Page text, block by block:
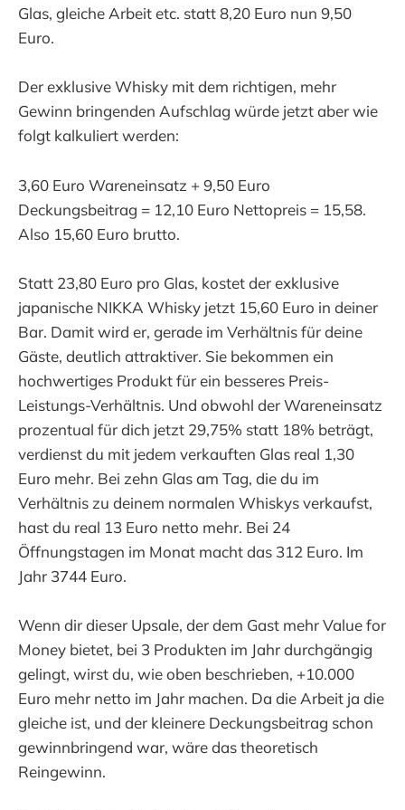
Glas, gleiche Arbeit etc. statt 8,20 Euro nun 9,50
Euro.
Der exklusive Whisky mit dem richtigen, mehr
Gewinn bringenden Aufschlag würde jetzt aber wie
folgt kalkuliert werden:
3,60 Euro Wareneinsatz + 9,50 Euro
Deckungsbeitrag = 12,10 Euro Nettopreis = 15,58.
Also 15,60 Euro brutto.
Statt 23,80 Euro pro Glas, kostet der exklusive
japanische NIKKA Whisky jetzt 15,60 Euro in deiner
Bar. Damit wird er, gerade im Verhältnis für deine
Gäste, deutlich attraktiver. Sie bekommen ein
hochwertiges Produkt für ein besseres Preis-
Leistungs-Verhältnis. Und obwohl der Wareneinsatz
prozentual für dich jetzt 29,75% statt 18% beträgt,
verdienst du mit jedem verkauften Glas real 1,30
Euro mehr. Bei zehn Glas am Tag, die du im
Verhältnis zu deinem normalen Whiskys verkaufst,
hast du real 13 Euro netto mehr. Bei 24
Öffnungstagen im Monat macht das 312 Euro. Im
Jahr 3744 Euro.
Wenn dir dieser Upsale, der dem Gast mehr Value for
Money bietet, bei 3 Produkten im Jahr durchgängig
gelingt, wirst du, wie oben beschrieben, +10.000
Euro mehr netto im Jahr machen. Da die Arbeit ja die
gleiche ist, und der kleinere Deckungsbeitrag schon
gewinnbringend war, wäre das theoretisch
Reingewinn.